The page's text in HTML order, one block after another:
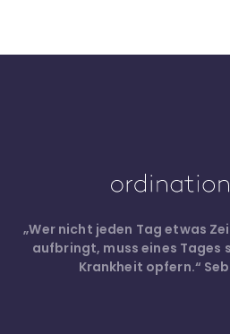
„Wer nicht jeden Tag etwas
aufbringt, muss eines Tages
Krankheit opfern.“